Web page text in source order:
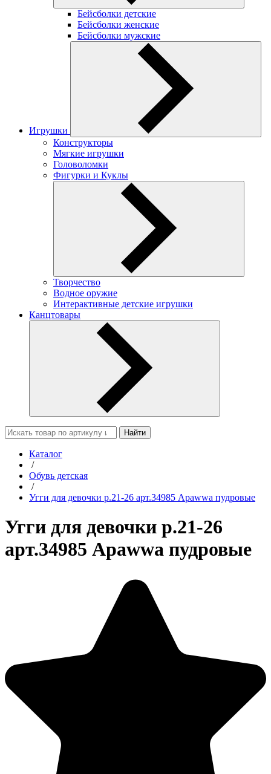
Бейсболки детские
Бейсболки женские
Бейсболки мужские
Игрушки
Конструкторы
Мягкие игрушки
Головоломки
Фигурки и Куклы
Творчество
Водное оружие
Интерактивные детские игрушки
Канцтовары
Найти
Каталог
/
Обувь детская
/
Угги для девочки р.21-26 арт.34985 Apawwa пудровые
Угги для девочки р.21-26
арт.34985 Apawwa пудровые